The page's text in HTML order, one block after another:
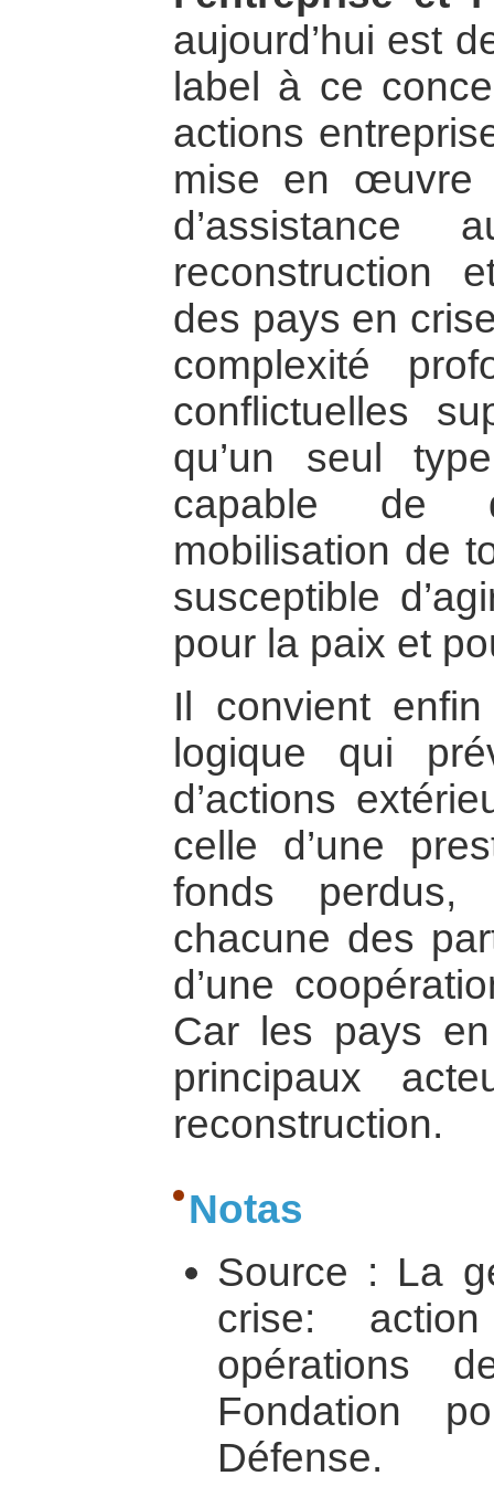
aujourd’hui est
label à ce
actions
mise en œuvre
d’assistance
reconstruction
des pays en
complexité
conflictuelles
qu’un seul
capable de
mobilisation de
susceptible
pour la paix et
Il convient
logique qui
d’actions
celle d’une
fonds perdus,
chacune des
d’une
Car les pays
principaux
reconstruction.
Notas
Source : La
crise:
opérations
Fondation
Défense.